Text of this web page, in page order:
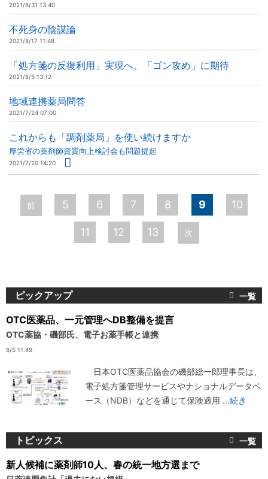
2021/8/31 13:40
不死身の陰謀論
2021/8/17 11:48
「処方箋の反復利用」実現へ、「ゴン攻め」に期待
2021/8/5 13:12
地域連携薬局問答
2021/7/24 07:00
これからも「調剤薬局」を使い続けますか
厚労省の薬剤師資質向上検討会も問題提起
2021/7/20 14:20
ペ
ー
前 5 6 7 8 9 10
11 12 13 次
ピックアップ
OTC医薬品、一元管理へDB整備を提言
OTC薬協・磯部氏、電子お薬手帳と連携
8/5 11:49
日本OTC医薬品協会の磯部総一郎理事長は、
電子処方箋管理サービスやナショナルデータベ
ース（NDB）などを通じて保険適用 ...続き
トピックス
新人候補に薬剤師10人、春の統一地方選まで